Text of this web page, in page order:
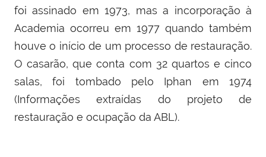
foi assinado em 1973, mas a incorporação à
Academia ocorreu em 1977 quando também
houve o início de um processo de restauração.
O casarão, que conta com 32 quartos e cinco
salas, foi tombado pelo Iphan em 1974
(Informações extraídas do projeto de
restauração e ocupação da ABL).